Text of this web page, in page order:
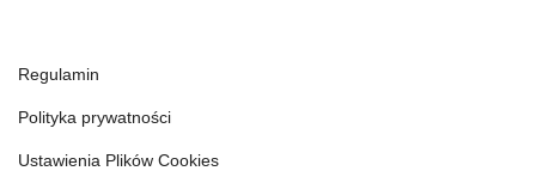
Regulamin
Polityka prywatności
Ustawienia Plików Cookies